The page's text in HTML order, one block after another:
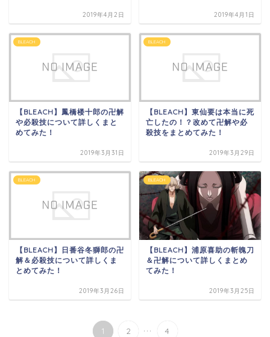
2019年4月2日 2019年4月1日
BLEACH
【BLEACH】鳳橋楼十郎の卍解
や必殺技について詳しくまと
めてみた！
2019年3月31日
BLEACH
【BLEACH】東仙要は本当に死
亡したの！？改めて卍解や必
殺技をまとめてみた！
2019年3月29日
BLEACH
【BLEACH】日番谷冬獅郎の卍
解＆必殺技について詳しくま
とめてみた！
2019年3月26日
BLEACH
【BLEACH】浦原喜助の斬魄刀
＆卍解について詳しくまとめ
てみた！
2019年3月25日
1 2 ... 4